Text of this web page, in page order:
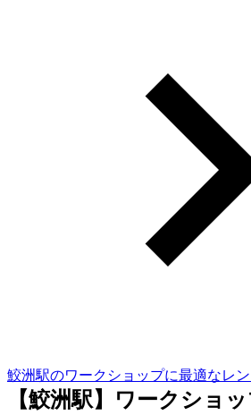
鮫洲駅のワークショップに最適なレ
【鮫洲駅】ワークショ